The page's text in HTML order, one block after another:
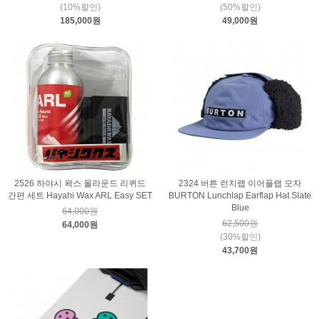
(10%할인)
185,000원
(50%할인)
49,000원
2526 하야시 왁스 올라운드 리퀴드
간편 세트 Hayahi Wax ARL Easy SET
64,000원
64,000원
2324 버튼 런치랩 이어플랩 모자
BURTON Lunchlap Earflap Hat Slate
Blue
62,500원
(30%할인)
43,700원